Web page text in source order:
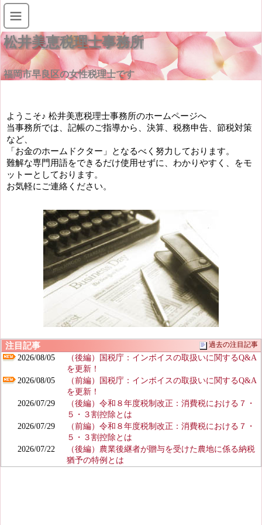
松井美恵税理士事務所
福岡市早良区の女性税理士です
ようこそ♪ 松井美恵税理士事務所のホームページへ
当事務所では、記帳のご指導から、決算、税務申告、節税対策
など、
「お金のホームドクター」となるべく努力しております。
難解な専門用語をできるだけ使用せずに、わかりやすく、をモ
ットーとしております。
お気軽にご連絡ください。
注目記事 過去の注目記事
2026/08/05
（後編）国税庁：インボイスの取扱いに関するQ&A
を更新！
2026/08/05
（前編）国税庁：インボイスの取扱いに関するQ&A
を更新！
2026/07/29
（後編）令和８年度税制改正：消費税における７・
５・３割控除とは
2026/07/29
（前編）令和８年度税制改正：消費税における７・
５・３割控除とは
2026/07/22
（後編）農業後継者が贈与を受けた農地に係る納税
猶予の特例とは